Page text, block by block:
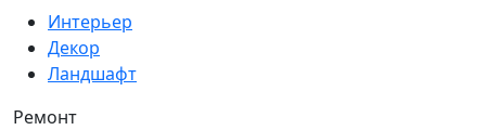
Интерьер
Декор
Ландшафт
Ремонт